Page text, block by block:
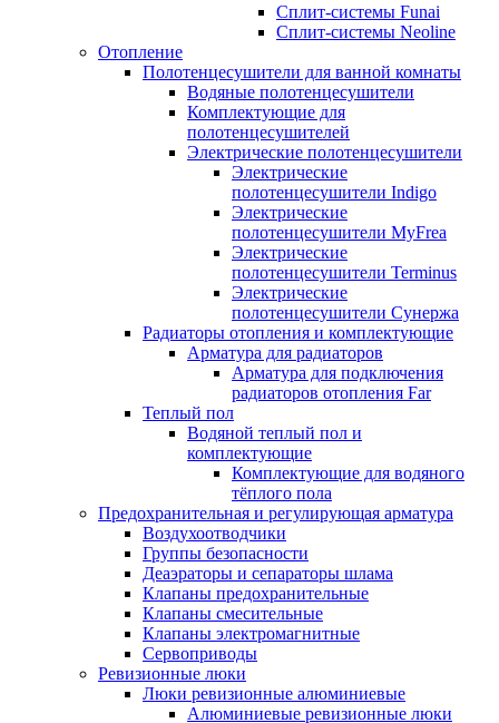
Сплит-системы Funai
Сплит-системы Neoline
Отопление
Полотенцесушители для ванной комнаты
Водяные полотенцесушители
Комплектующие для
полотенцесушителей
Электрические полотенцесушители
Электрические
полотенцесушители Indigo
Электрические
полотенцесушители MyFrea
Электрические
полотенцесушители Terminus
Электрические
полотенцесушители Сунержа
Радиаторы отопления и комплектующие
Арматура для радиаторов
Арматура для подключения
радиаторов отопления Far
Теплый пол
Водяной теплый пол и
комплектующие
Комплектующие для водяного
тёплого пола
Предохранительная и регулирующая арматура
Воздухоотводчики
Группы безопасности
Деаэраторы и сепараторы шлама
Клапаны предохранительные
Клапаны смесительные
Клапаны электромагнитные
Сервоприводы
Ревизионные люки
Люки ревизионные алюминиевые
Алюминиевые ревизионные люки